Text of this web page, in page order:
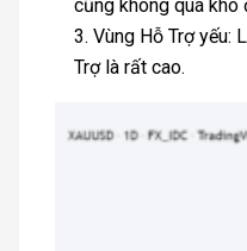
cũng không quá khó
Vùng Hỗ Trợ yếu:
Trợ là rất cao.